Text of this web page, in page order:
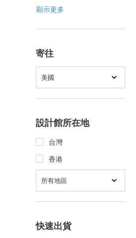
顯示更多
寄往
美國
設計館所在地
台灣
香港
所有地區
快速出貨